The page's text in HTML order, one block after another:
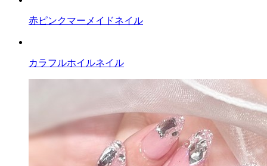
赤ピンクマーメイドネイル
カラフルホイルネイル